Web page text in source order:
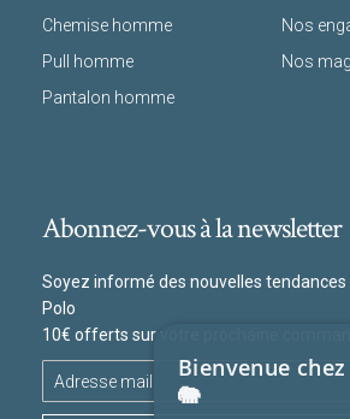
Chemise homme
Pull homme
Pantalon homme
Nos
Nos
Abonnez-vous à la newsletter
Soyez informé des nouvelles
Polo
10€ offerts sur votre prochaine
Bienvenue
🐘